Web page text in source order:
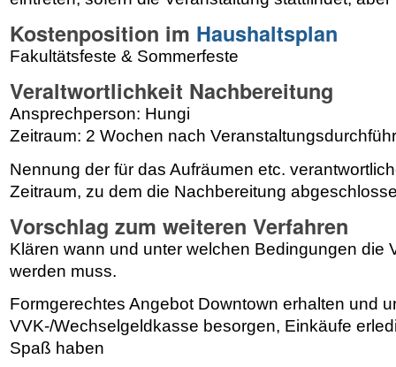
Kostenposition im Haushaltsplan
Fakultätsfeste & Sommerfeste
Veraltwortlichkeit Nachbereitung
Ansprechperson: Hungi
Zeitraum: 2 Wochen nach
Nennung der für das Aufräumen etc.
Zeitraum, zu dem die Nachbereitung
Vorschlag zum weiteren Verfahren
Klären wann und unter welchen Bedingungen die
werden muss.
Formgerechtes Angebot Downtown erhalten und
VVK-/Wechselgeldkasse besorgen, Einkäufe
Spaß haben